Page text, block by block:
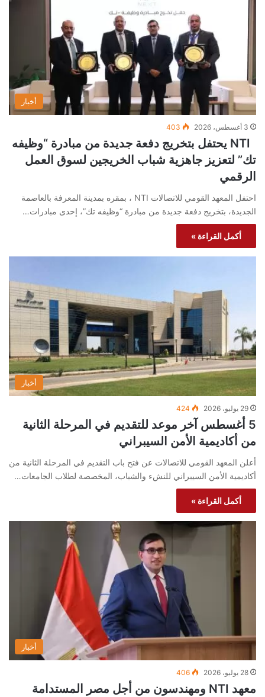
أخبار
3 أغسطس، 2026 403
NTI يحتفل بتخريج دفعة جديدة من مبادرة “وظيفه
تك” لتعزيز جاهزية شباب الخريجين لسوق العمل
الرقمي
احتفل المعهد القومي للاتصالات NTI ، بمقره بمدينة المعرفة بالعاصمة
الجديدة، بتخريج دفعة جديدة من مبادرة “وظيفه تك”، إحدى مبادرات…
أكمل القراءة »
أخبار
29 يوليو، 2026 424
5 أغسطس آخر موعد للتقديم في المرحلة الثانية
من أكاديمية الأمن السيبراني
أعلن المعهد القومي للاتصالات عن فتح باب التقديم في المرحلة الثانية من
أكاديمية الأمن السيبراني للنشء والشباب، المخصصة لطلاب الجامعات…
أكمل القراءة »
أخبار
28 يوليو، 2026 406
معهد NTI ومهندسون من أجل مصر المستدامة